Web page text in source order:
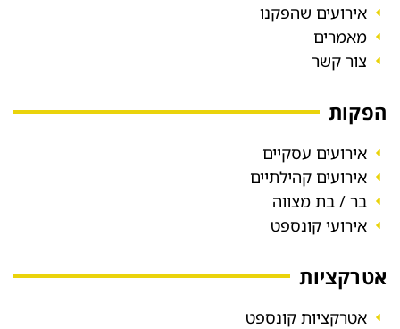
אירועים שהפקנו
מאמרים
צור קשר
הפקות
אירועים עסקיים
אירועים קהילתיים
בר / בת מצווה
אירועי קונספט
אטרקציות
אטרקציות קונספט